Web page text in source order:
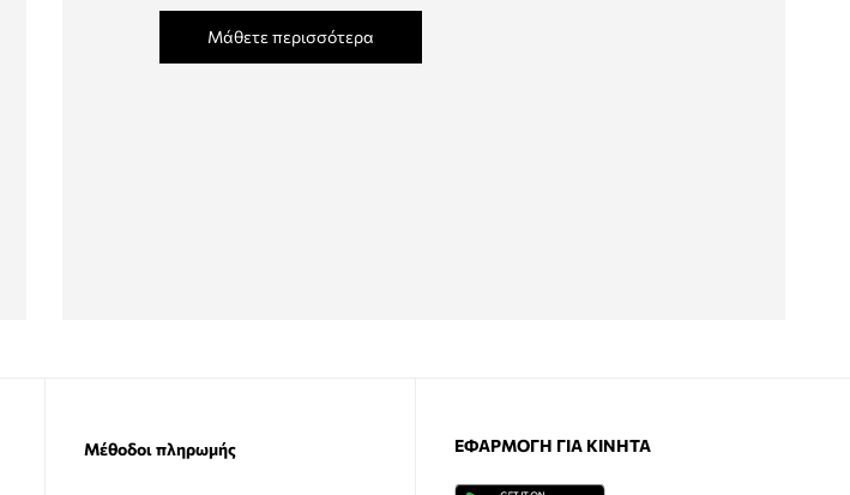
Μάθετε περισσότερα
Μέθοδοι πληρωμής ΕΦΑΡΜΟΓΉ ΓΙΑ ΚΙΝΗΤΆ